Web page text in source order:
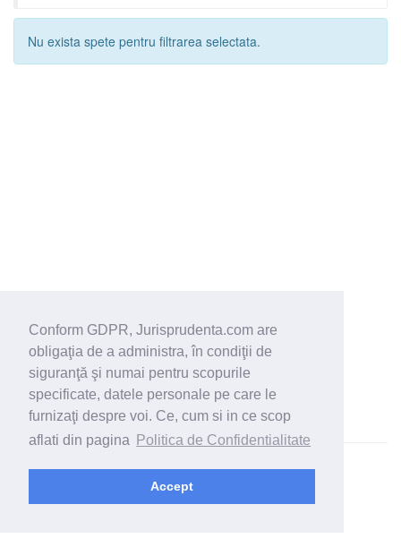
Conform GDPR, Jurisprudenta.com are
obligaţia de a administra, în condiţii de
siguranţă şi numai pentru scopurile
specificate, datele personale pe care le
furnizaţi despre voi. Ce, cum si in ce scop
aflati din pagina
Politica de Confidentialitate
Accept
Nu exista spete pentru filtrarea selectata.
© 2026 - Jurisprudenta.com -Cautare-Termeni si conditii